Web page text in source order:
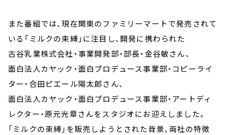
また番組では、現在関東のファミリーマートで発売されて
いる「ミルクの束縛」に注目し、開発に携わられた
古谷乳業株式会社・事業開発部・部長・金谷敏さん、
面白法人カヤック・面白プロデュース事業部・コピーライ
ター・合田ピエール陽太郎さん、
面白法人カヤック・面白プロデュース事業部・アートディ
レクター・原元光章さんをスタジオにお迎えしました。
「ミルクの束縛」を販売しようとされた背景、両社の特徴